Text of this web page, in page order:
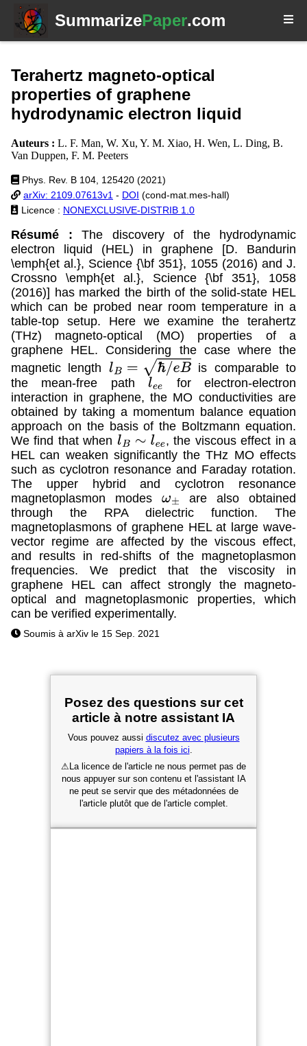
SummarizePaper.com
Terahertz magneto-optical
properties of graphene
hydrodynamic electron liquid
Auteurs : L. F. Man, W. Xu, Y. M. Xiao, H. Wen, L. Ding, B.
Van Duppen, F. M. Peeters
Phys. Rev. B 104, 125420 (2021)
arXiv: 2109.07613v1 - DOI (cond-mat.mes-hall)
Licence : NONEXCLUSIVE-DISTRIB 1.0
Résumé :
The discovery of the hydrodynamic
electron liquid (HEL) in graphene [D. Bandurin
\emph{et al.}, Science {\bf 351}, 1055 (2016) and J.
Crossno \emph{et al.}, Science {\bf 351}, 1058
(2016)] has marked the birth of the solid-state HEL
which can be probed near room temperature in a
table-top setup. Here we examine the terahertz
(THz) magneto-optical (MO) properties of a
graphene HEL. Considering the case where the
magnetic length lB= ℏ/ eB
is comparable to
the mean-free path lee for electron-electron
interaction in graphene, the MO conductivities are
obtained by taking a momentum balance equation
approach on the basis of the Boltzmann equation.
We find that when lB∼le e
, the viscous effect in a
HEL can weaken significantly the THz MO effects
such as cyclotron resonance and Faraday rotation.
The upper hybrid and cyclotron resonance
magnetoplasmon modes ω±
are also obtained
through the RPA dielectric function. The
magnetoplasmons of graphene HEL at large wave-
vector regime are affected by the viscous effect,
and results in red-shifts of the magnetoplasmon
frequencies. We predict that the viscosity in
graphene HEL can affect strongly the magneto-
optical and magnetoplasmonic properties, which
can be verified experimentally.
Soumis à arXiv le 15 Sep. 2021
Posez des questions sur cet
article à notre assistant IA
Vous pouvez aussi discutez avec plusieurs
papiers à la fois ici.
⚠ La licence de l'article ne nous permet pas de
nous appuyer sur son contenu et l'assistant IA
ne peut se servir que des métadonnées de
l'article plutôt que de l'article complet.